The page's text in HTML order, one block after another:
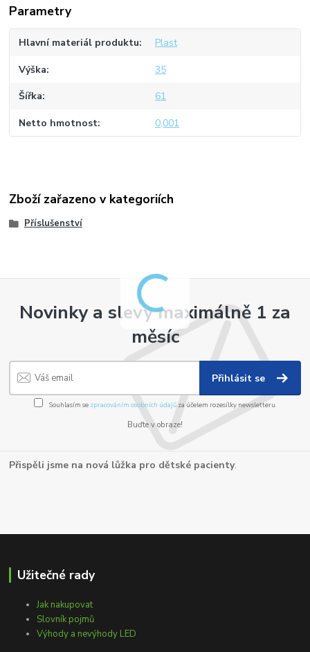
Parametry
Hlavní materiál produktu Plast
Výška 35
Šířka 61
Netto hmotnost 0,001
Zboží zařazeno v kategoriích
Příslušenství
Novinky a slevy maximálně 1 za
měsíc
Přihlásit se
Souhlasím se zpracováním osobních údajůza účelem rozesílky newsletteru.
Buďte v obraze!
Přispěli jsme na nová lůžka pro dětské pacienty.
Užitečné rady
Jak nakupovat
Slovník pojmů
Výhody a nevýhody LED